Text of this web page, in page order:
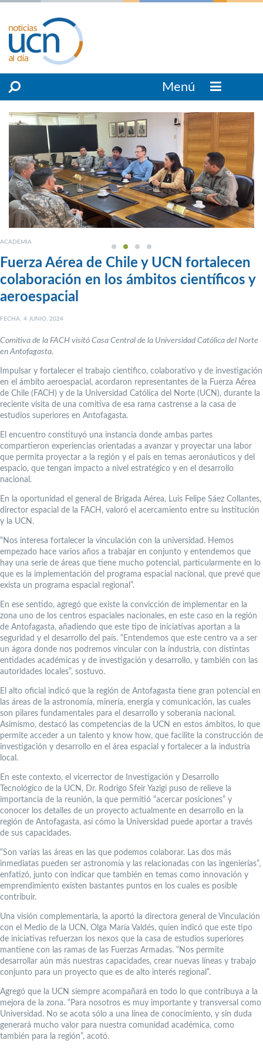
Menú
ACADEMIA
Fuerza Aérea de Chile y UCN fortalecen
colaboración en los ámbitos científicos y
aeroespacial
FECHA: 4 JUNIO, 2024
Comitiva de la FACH visitó Casa Central de la Universidad Católica del Norte
en Antofagasta.
Impulsar y fortalecer el trabajo científico, colaborativo y de investigación
en el ámbito aeroespacial, acordaron representantes de la Fuerza Aérea
de Chile (FACH) y de la Universidad Católica del Norte (UCN), durante la
reciente visita de una comitiva de esa rama castrense a la casa de
estudios superiores en Antofagasta.
El encuentro constituyó una instancia donde ambas partes
compartieron experiencias orientadas a avanzar y proyectar una labor
que permita proyectar a la región y el país en temas aeronáuticos y del
espacio, que tengan impacto a nivel estratégico y en el desarrollo
nacional.
En la oportunidad el general de Brigada Aérea, Luis Felipe Sáez Collantes,
director espacial de la FACH, valoró el acercamiento entre su institución
y la UCN.
“Nos interesa fortalecer la vinculación con la universidad. Hemos
empezado hace varios años a trabajar en conjunto y entendemos que
hay una serie de áreas que tiene mucho potencial, particularmente en lo
que es la implementación del programa espacial nacional, que prevé que
exista un programa espacial regional”.
En ese sentido, agregó que existe la convicción de implementar en la
zona uno de los centros espaciales nacionales, en este caso en la región
de Antofagasta, añadiendo que este tipo de iniciativas aportan a la
seguridad y el desarrollo del país. “Entendemos que este centro va a ser
un ágora donde nos podremos vincular con la industria, con distintas
entidades académicas y de investigación y desarrollo, y también con las
autoridades locales”, sostuvo.
El alto oficial indicó que la región de Antofagasta tiene gran potencial en
las áreas de la astronomía, minería, energía y comunicación, las cuales
son pilares fundamentales para el desarrollo y soberanía nacional.
Asimismo, destacó las competencias de la UCN en estos ámbitos, lo que
permite acceder a un talento y know how, que facilite la construcción de
investigación y desarrollo en el área espacial y fortalecer a la industria
local.
En este contexto, el vicerrector de Investigación y Desarrollo
Tecnológico de la UCN, Dr. Rodrigo Sfeir Yazigi puso de relieve la
importancia de la reunión, la que permitió “acercar posiciones” y
conocer los detalles de un proyecto actualmente en desarrollo en la
región de Antofagasta, así cómo la Universidad puede aportar a través
de sus capacidades.
“Son varias las áreas en las que podemos colaborar. Las dos más
inmediatas pueden ser astronomía y las relacionadas con las ingenierías”,
enfatizó, junto con indicar que también en temas como innovación y
emprendimiento existen bastantes puntos en los cuales es posible
contribuir.
Una visión complementaria, la aportó la directora general de Vinculación
con el Medio de la UCN, Olga María Valdés, quien indicó que este tipo
de iniciativas refuerzan los nexos que la casa de estudios superiores
mantiene con las ramas de las Fuerzas Armadas. “Nos permite
desarrollar aún más nuestras capacidades, crear nuevas líneas y trabajo
conjunto para un proyecto que es de alto interés regional”.
Agregó que la UCN siempre acompañará en todo lo que contribuya a la
mejora de la zona. “Para nosotros es muy importante y transversal como
Universidad. No se acota sólo a una línea de conocimiento, y sin duda
generará mucho valor para nuestra comunidad académica, como
también para la región”, acotó.